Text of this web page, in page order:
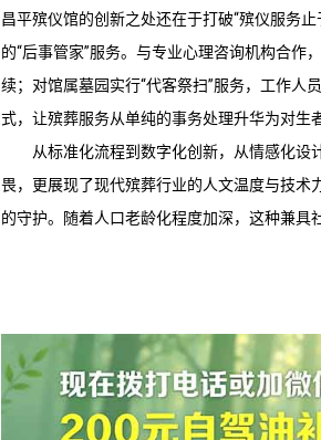
昌平殡仪馆的创新之处还在于打破“殡仪服务
的“后事管家”服务。与专业心理咨询机构合
续；对馆属墓园实行“代客祭扫”服务，工作人
式，让殡葬服务从单纯的事务处理升华为对生
从标准化流程到数字化创新，从情感化设
畏，更展现了现代殡葬行业的人文温度与技
的守护。随着人口老龄化程度加深，这种兼具